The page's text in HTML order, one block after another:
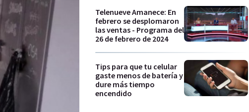
Telenueve Amanece: En
febrero se desplomaron
las ventas - Programa del
26 de febrero de 2024
Tips para que tu celular
gaste menos de batería y
dure más tiempo
encendido